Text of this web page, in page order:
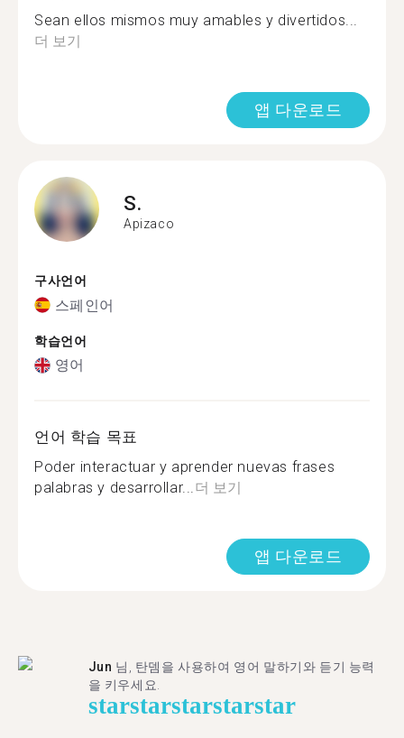
Sean ellos mismos muy amables y divertidos...
더 보기
앱 다운로드
S.
Apizaco
구사언어
스페인어
학습언어
영어
언어 학습 목표
Poder interactuar y aprender nuevas frases
palabras y desarrollar...더 보기
앱 다운로드
Jun 님, 탄뎀을 사용하여 영어 말하기와 듣기 능력
을 키우세요.
starstarstarstarstar